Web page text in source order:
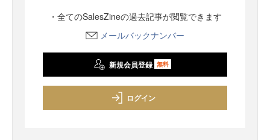
・全てのSalesZineの過去記事が閲覧できます
メールバックナンバー
新規会員登録 無料
ログイン